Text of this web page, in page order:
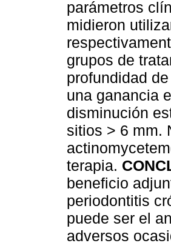
parámetros
midieron
grupos de
profundidad
una ganancia
disminución
sitios > 6 mm.
terapia.
beneficio
periodontitis
puede ser el
adversos